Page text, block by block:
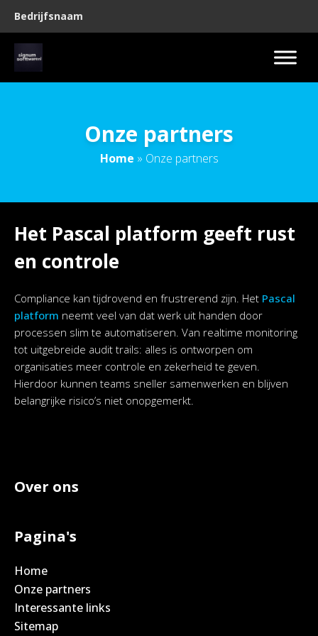
Bedrijfsnaam
Onze partners
Home » Onze partners
Het Pascal platform geeft rust
en controle
Compliance kan tijdrovend en frustrerend zijn. Het Pascal
platform neemt veel van dat werk uit handen door
processen slim te automatiseren. Van realtime monitoring
tot uitgebreide audit trails: alles is ontworpen om
organisaties meer controle en zekerheid te geven.
Hierdoor kunnen teams sneller samenwerken en blijven
belangrijke risico’s niet onopgemerkt.
Over ons
Pagina's
Home
Onze partners
Interessante links
Sitemap